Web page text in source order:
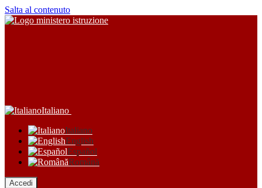
Salta al contenuto
Italiano
Italiano
English
Español
Română
Accedi